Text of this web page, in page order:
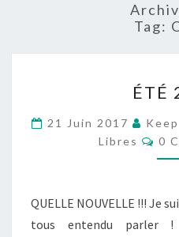
Tag:
ÉTÉ
21 Juin 2017
Libres
0
QUELLE NOUVELLE !!! Je
tous entendu parler !